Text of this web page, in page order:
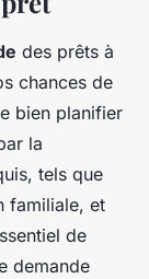
des prêts à
chances de
bien planifier
la
tels que
familiale, et
de
demande